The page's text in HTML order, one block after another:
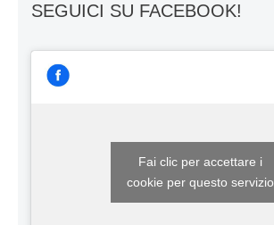
SEGUICI SU FACEBOOK!
Fai clic per accettare i
cookie per questo servizio